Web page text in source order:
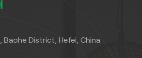
Baohe District, Hefei, China